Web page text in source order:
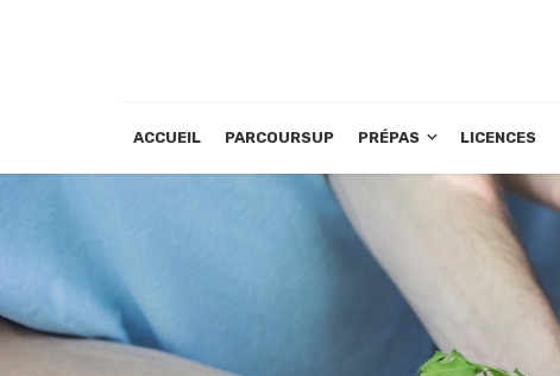
ACCUEIL PARCOURSUP PRÉPAS LICENCES